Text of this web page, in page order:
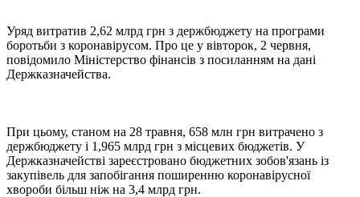
Уряд витратив 2,62 млрд грн з держбюджету на програми
боротьби з коронавірусом. Про це у вівторок, 2 червня,
повідомило Міністерство фінансів з посиланням на дані
Держказначейства.
При цьому, станом на 28 травня, 658 млн грн витрачено з
держбюджету і 1,965 млрд грн з місцевих бюджетів. У
Держказначействі зареєстровано бюджетних зобов'язань із
закупівель для запобігання поширенню коронавірусної
хвороби більш ніж на 3,4 млрд грн.